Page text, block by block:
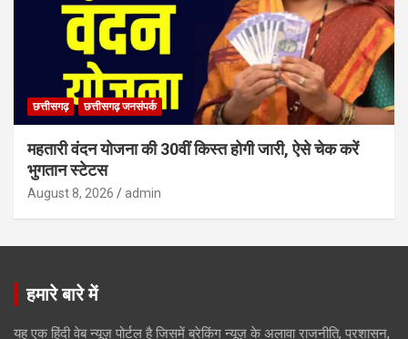
छत्तीसगढ़ छत्तीसगढ़ जनसंपर्क
महतारी वंदन योजना की 30वीं किस्त होगी जारी, ऐसे चेक करें
भुगतान स्टेटस
August 8, 2026 admin
हमारे बारे में
यह एक हिंदी वेब न्यूज़ पोर्टल है जिसमें ब्रेकिंग न्यूज़ के अलावा राजनीति, प्रशासन,